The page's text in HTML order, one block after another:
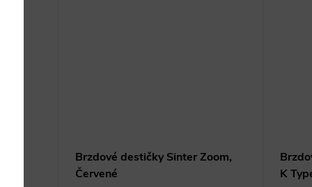
Brzdové destičky Sinter Zoom,
Červené
K